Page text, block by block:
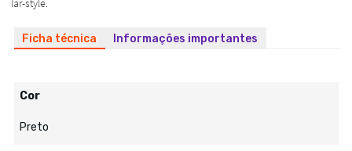
Ficha técnica Informações importantes
Cor
Preto